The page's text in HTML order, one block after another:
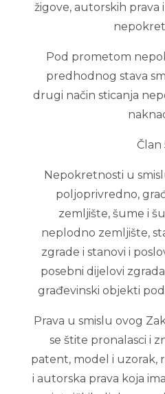
žigove, autorskih prava
Pod prometom
predhodnog stava
drugi način sticanja
Član
Nepokretnosti u
poljoprivredno,
zemljište, šume i
neplodno zemljište,
zgrade i stanovi i
posebni dijelovi
građevinski objekti
Prava u smislu ovog
se štite pronalasci i
patent, model i uzorak,
i autorska prava koja